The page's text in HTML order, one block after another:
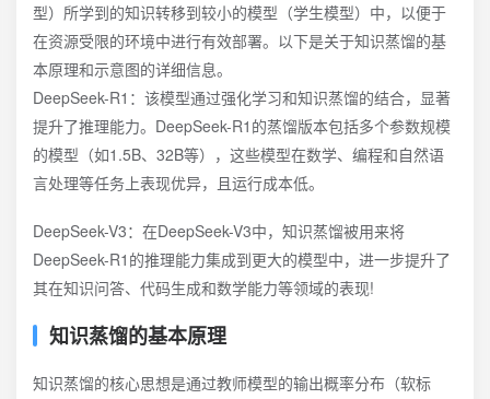
型）所学到的知识转移到较小的模型（学生模型）中，以便于
在资源受限的环境中进行有效部署。以下是关于知识蒸馏的基
本原理和示意图的详细信息。
DeepSeek-R1：该模型通过强化学习和知识蒸馏的结合，显著
提升了推理能力。DeepSeek-R1的蒸馏版本包括多个参数规模
的模型（如1.5B、32B等），这些模型在数学、编程和自然语
言处理等任务上表现优异，且运行成本低。
DeepSeek-V3：在DeepSeek-V3中，知识蒸馏被用来将
DeepSeek-R1的推理能力集成到更大的模型中，进一步提升了
其在知识问答、代码生成和数学能力等领域的表现!
知识蒸馏的基本原理
知识蒸馏的核心思想是通过教师模型的输出概率分布（软标